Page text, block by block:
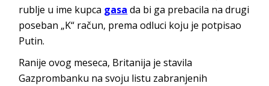
rublje u ime kupca gasa da bi ga prebacila na drugi
poseban „K“ račun, prema odluci koju je potpisao
Putin.
Ranije ovog meseca, Britanija je stavila
Gazprombanku na svoju listu zabranjenih